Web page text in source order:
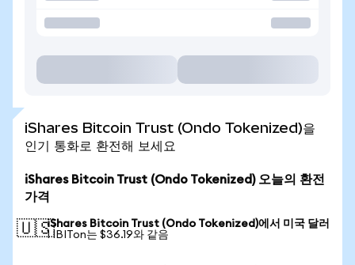
iShares Bitcoin Trust (Ondo Tokenized)을
인기 통화로 환전해 보세요
iShares Bitcoin Trust (Ondo Tokenized) 오늘의 환전
가격
🇺🇸iShares Bitcoin Trust (Ondo Tokenized)에서 미국 달러
1 IBITon는 $36.19와 같음